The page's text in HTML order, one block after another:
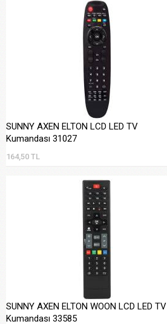
SUNNY AXEN ELTON LCD LED TV
Kumandası 31027
164,50 TL
SUNNY AXEN ELTON WOON LCD LED TV
Kumandası 33585